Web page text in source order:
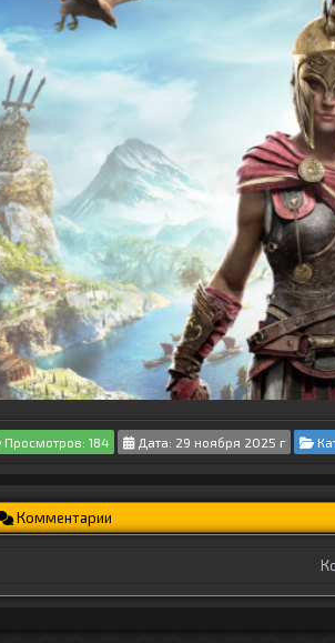
Просмотров: 184 Дата: 29 ноября 2025 г
Комментарии